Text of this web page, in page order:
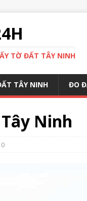
TỜ ĐẤT TÂY NINH
TÂY NINH ĐO
Ninh
0